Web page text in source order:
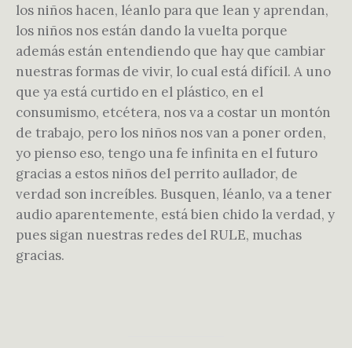
los niños hacen, léanlo para que lean y aprendan,
los niños nos están dando la vuelta porque
además están entendiendo que hay que cambiar
nuestras formas de vivir, lo cual está difícil. A uno
que ya está curtido en el plástico, en el
consumismo, etcétera, nos va a costar un montón
de trabajo, pero los niños nos van a poner orden,
yo pienso eso, tengo una fe infinita en el futuro
gracias a estos niños del perrito aullador, de
verdad son increíbles. Busquen, léanlo, va a tener
audio aparentemente, está bien chido la verdad, y
pues sigan nuestras redes del RULE, muchas
gracias.